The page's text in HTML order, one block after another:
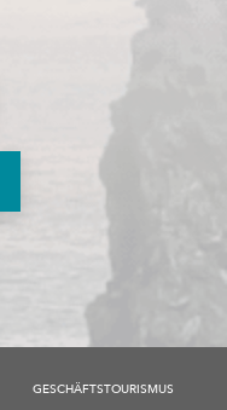
GESCHÄFTSTOURISMUS